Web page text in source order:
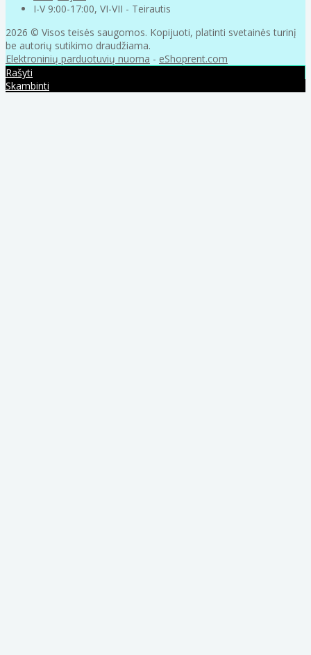
I-V 9:00-17:00, VI-VII - Teirautis
2026 © Visos teisės saugomos. Kopijuoti, platinti svetainės turinį
be autorių sutikimo draudžiama.
Elektroninių parduotuvių nuoma - eShoprent.com
Rašyti
Skambinti